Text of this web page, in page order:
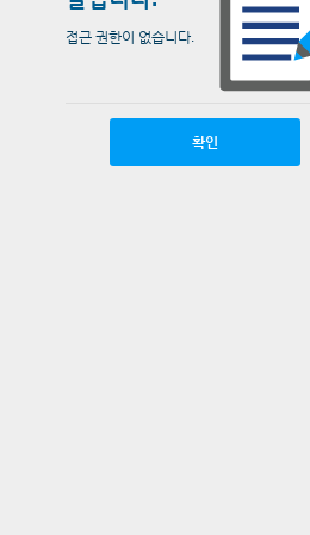
접근 권한이 없습니다.